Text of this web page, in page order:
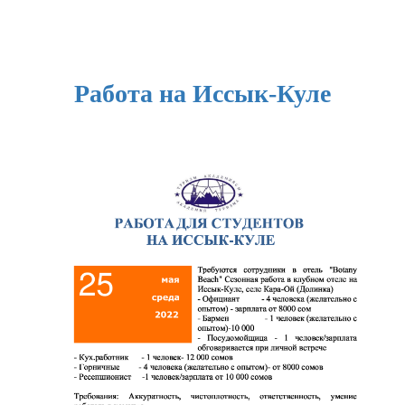
Работа на Иссык-Куле